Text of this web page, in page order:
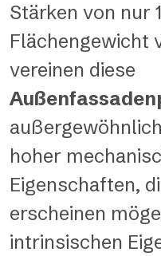
Stärken von nur
Flächengewicht
vereinen diese
hoher
Eigenschaften,
erscheinen
intrinsischen